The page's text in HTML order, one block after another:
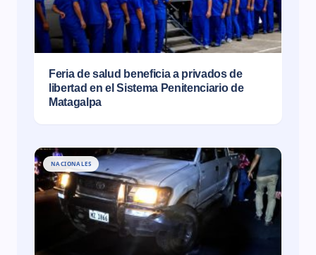
Feria de salud beneficia a privados de
libertad en el Sistema Penitenciario de
Matagalpa
NACIONALES